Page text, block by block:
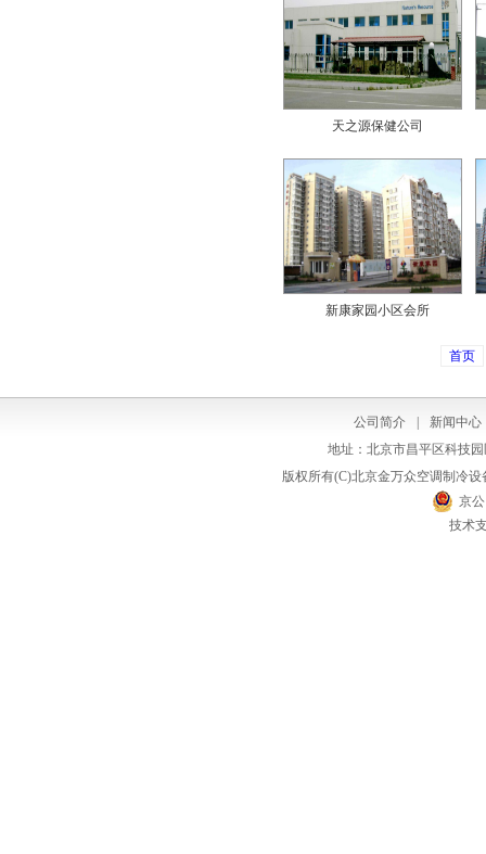
天之源保健公司
新康家园小区会所
首页
公司简介
新闻中心
地址：北京市昌平区科技园
版权所有(C)北京金万众空调制冷
京公
技术